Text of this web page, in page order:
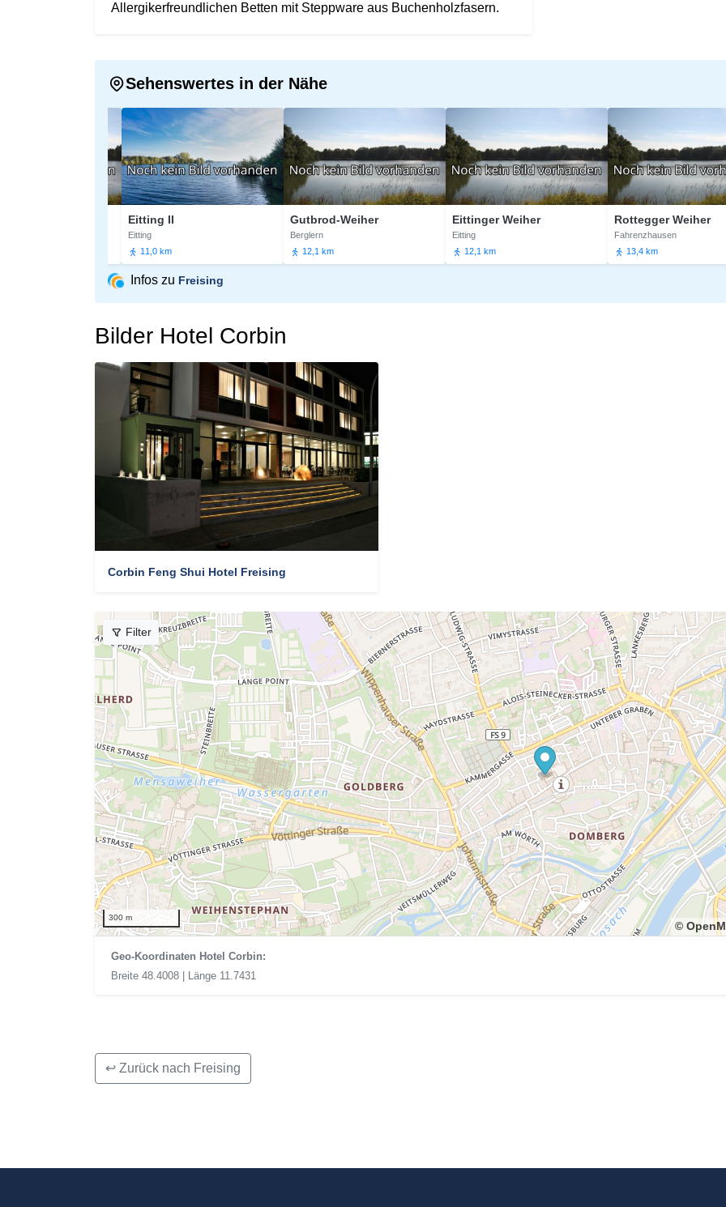
Allergikerfreundlichen Betten mit Steppware aus Buchenholzfasern.
Sehenswertes in der Nähe
Eitting II
11,0 km
Gutbrod-Weiher
Berglern
12,1 km
Eittinger Weiher
12,1 km
Rottegger Weiher
Fahrenzhausen
13,4 km
Infos zu Freising
Bilder Hotel Corbin
Corbin Feng Shui Hotel Freising
300 m
©
Filter
Geo-Koordinaten Hotel Corbin:
Breite 48.4008 | Länge 11.7431
↩ Zurück nach Freising